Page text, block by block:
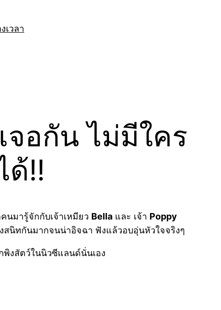
เวลา
จอกัน ไม่มีใคร
ด้!!
นมารู้จักกับเจ้าเหมียว Bella และ เจ้า Poppy
นิทกันมากจนน่าอิจฉา ฟังแล้วอบอุ่นหัวใจจริงๆ
พิงสัตว์ในนิวซีแลนด์นั่นเอง